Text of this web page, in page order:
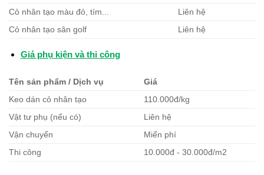
Cỏ nhân tạo màu đỏ, tím...
Liên hệ
Cỏ nhân tạo sân golf
Liên hệ
Giá phụ kiện và thi công
Tên sản phẩm / Dịch vụ
Giá
Keo dán cỏ nhân tạo
110.000đ/kg
Vật tư phụ (nếu có)
Liên hệ
Vận chuyển
Miển phí
Thi công
10.000đ - 30.000đ/m2